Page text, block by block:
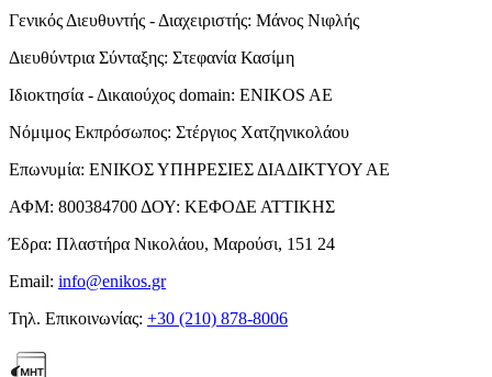
Γενικός Διευθυντής - Διαχειριστής: Μάνος Νιφλής
Διευθύντρια Σύνταξης: Στεφανία Κασίμη
Ιδιοκτησία - Δικαιούχος domain: ENIKOS AE
Νόμιμος Εκπρόσωπος: Στέργιος Χατζηνικολάου
Επωνυμία: ΕΝΙΚΟΣ ΥΠΗΡΕΣΙΕΣ ΔΙΑΔΙΚΤΥΟΥ ΑΕ
ΑΦΜ: 800384700 ΔΟΥ: ΚΕΦΟΔΕ ΑΤΤΙΚΗΣ
Έδρα: Πλαστήρα Νικολάου, Μαρούσι, 151 24
Email: info@enikos.gr
Τηλ. Επικοινωνίας: +30 (210) 878-8006